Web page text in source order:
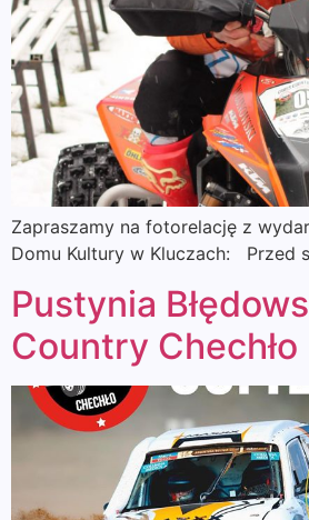
Zapraszamy na fotorelację z
Domu Kultury w Kluczach:
Pustynia
Country Chechło